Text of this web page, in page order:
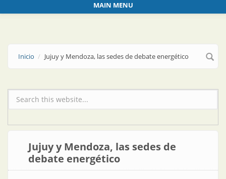
MAIN MENU
Inicio Jujuy y Mendoza, las sedes de debate energético
Formulario de búsqueda
Jujuy y Mendoza, las sedes de
debate energético